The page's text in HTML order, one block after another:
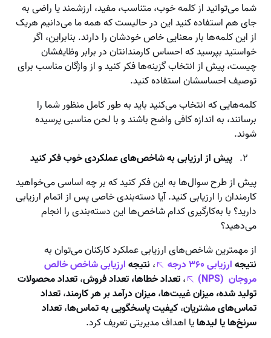
شما می‌توانید از کلمه خوب، متناسب، مفید، ارزشمند یا راضی به
جای هم استفاده کنید این در حالیست که همه ما می‌دانیم هریک
از این کلمه‌ها بار معنایی خاص خودشان را دارند. بنابراین، اگر
خواستید بپرسید که احساس کارمندانتان در برابر وظایفشان
چیست، پیش از انتخاب گزینه‌ها فکر کنید و از واژگان مناسب برای
توصیف احساسشان استفاده کنید.
کلمه‌هایی که انتخاب می‌کنید باید به طور کامل منظور شما را
برسانند، به اندازه کافی واضح باشند و با لحن مناسبی پرسیده
شوند.
پیش از ارزیابی به شاخص‌های عملکردی خوب فکر کنید
پیش از طرح سوال‌ها به این فکر کنید که بر چه اساسی می‌خواهید
کارمندان را ارزیابی کنید. آیا دسته‌بندی خاصی پس از اتمام ارزیابی
دارید؟ با به‌کارگیری کدام شاخص‌ها این دسته‌بندی را انجام
می‌دهید؟
از مهمترین شاخص‌های ارزیابی عملکرد کارکنان می‌توان به
نتیجهارزیابی ۳۶۰ درجه ،نتیجهارزیابی شاخص خالص
مروجان (NPS)
،تعداد خطاها، تعداد فروش،تعداد محصولات
تولید شده، میزان غیبت‌ها،میزان درآمد بر هر کارمند،تعداد
تماس‌های مشتریان،کیفیت پاسخگویی به تماس‌ها،تعداد
سرنخ‌ها یا لیدهایا اهداف مدیریتی تعریف کرد.